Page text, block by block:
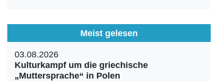
Meist gelesen
03.08.2026
Kulturkampf um die griechische
„Muttersprache“ in Polen